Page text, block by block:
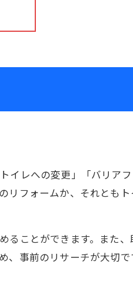
レへの変更」「バリア
フォームか、それとも
ことができます。また
事前のリサーチが大切で